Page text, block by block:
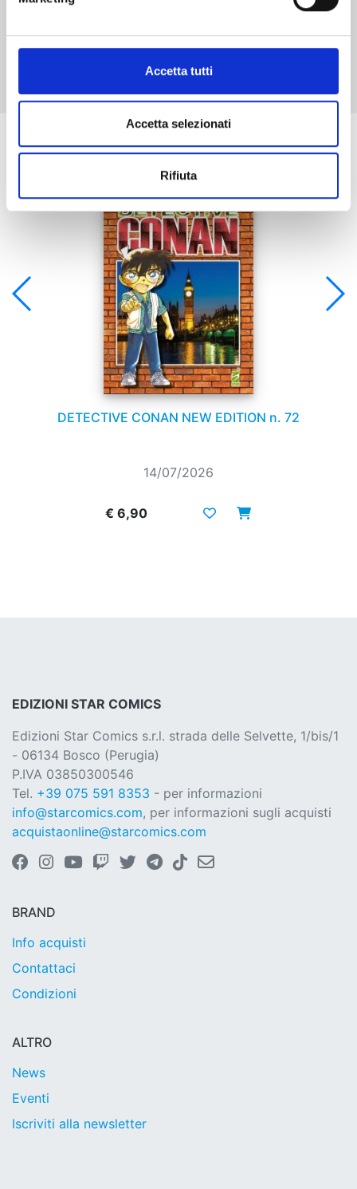
Accetta tutti
Accetta selezionati
Rifiuta
Mostra tutto
Se ti è piaciuto prova anche:
DETECTIVE CONAN NEW EDITION n. 72
14/07/2026
€ 6,90
EDIZIONI STAR COMICS
Edizioni Star Comics s.r.l. strada delle Selvette, 1/bis/1
- 06134 Bosco (Perugia)
P.IVA 03850300546
Tel. +39 075 591 8353 - per informazioni
info@starcomics.com, per informazioni sugli acquisti
acquistaonline@starcomics.com
BRAND
Info acquisti
Contattaci
Condizioni
ALTRO
News
Eventi
Iscriviti alla newsletter